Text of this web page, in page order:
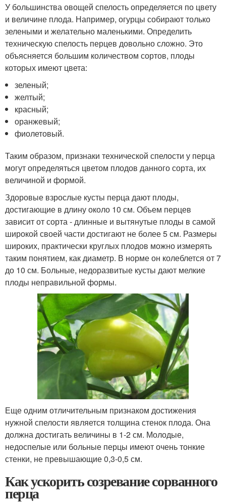
У большинства овощей спелость определяется по цвету
и величине плода. Например, огурцы собирают только
зелеными и желательно маленькими. Определить
техническую спелость перцев довольно сложно. Это
объясняется большим количеством сортов, плоды
которых имеют цвета:
зеленый;
желтый;
красный;
оранжевый;
фиолетовый.
Таким образом, признаки технической спелости у перца
могут определяться цветом плодов данного сорта, их
величиной и формой.
Здоровые взрослые кусты перца дают плоды,
достигающие в длину около 10 см. Объем перцев
зависит от сорта - длинные и вытянутые плоды в самой
широкой своей части достигают не более 5 см. Размеры
широких, практически круглых плодов можно измерять
таким понятием, как диаметр. В норме он колеблется от 7
до 10 см. Больные, недоразвитые кусты дают мелкие
плоды неправильной формы.
Еще одним отличительным признаком достижения
нужной спелости является толщина стенок плода. Она
должна достигать величины в 1-2 см. Молодые,
недоспелые или больные перцы имеют очень тонкие
стенки, не превышающие 0,3-0,5 см.
Как ускорить созревание сорванного
перца